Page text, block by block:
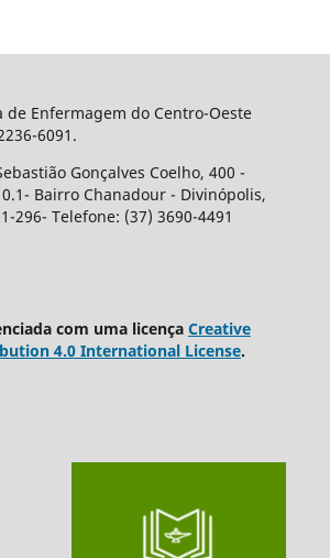
de Enfermagem do Centro-Oeste
6091.
Gonçalves Coelho, 400 -
Bairro Chanadour - Divinópolis,
296- Telefone: (37) 3690-4491
com uma licença Creative
4.0 International License.